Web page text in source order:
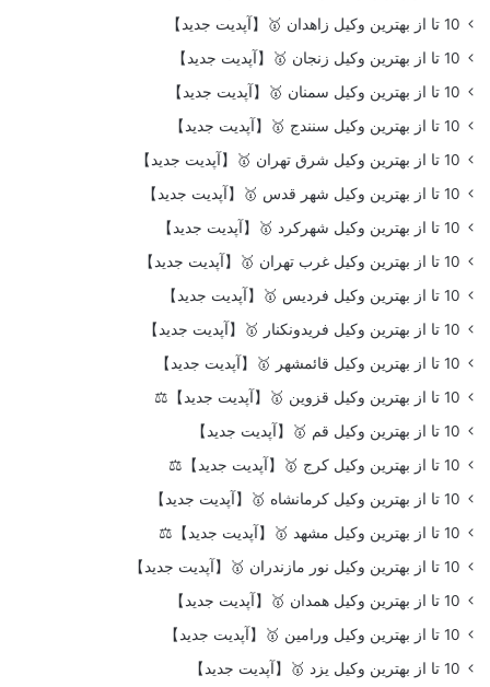
10 تا از بهترین وکیل زاهدان 🥇【آپدیت جدید】
10 تا از بهترین وکیل زنجان 🥇【آپدیت جدید】
10 تا از بهترین وکیل سمنان 🥇【آپدیت جدید】
10 تا از بهترین وکیل سنندج 🥇【آپدیت جدید】
10 تا از بهترین وکیل شرق تهران 🥇【آپدیت جدید】
10 تا از بهترین وکیل شهر قدس 🥇【آپدیت جدید】
10 تا از بهترین وکیل شهرکرد 🥇【آپدیت جدید】
10 تا از بهترین وکیل غرب تهران 🥇【آپدیت جدید】
10 تا از بهترین وکیل فردیس 🥇【آپدیت جدید】
10 تا از بهترین وکیل فریدونکنار 🥇【آپدیت جدید】
10 تا از بهترین وکیل قائمشهر 🥇【آپدیت جدید】
10 تا از بهترین وکیل قزوین 🥇【آپدیت جدید】⚖️
10 تا از بهترین وکیل قم 🥇【آپدیت جدید】
10 تا از بهترین وکیل کرج 🥇【آپدیت جدید】⚖️
10 تا از بهترین وکیل کرمانشاه 🥇【آپدیت جدید】
10 تا از بهترین وکیل مشهد 🥇【آپدیت جدید】⚖️
10 تا از بهترین وکیل نور مازندران 🥇【آپدیت جدید】
10 تا از بهترین وکیل همدان 🥇【آپدیت جدید】
10 تا از بهترین وکیل ورامین 🥇【آپدیت جدید】
10 تا از بهترین وکیل یزد 🥇【آپدیت جدید】